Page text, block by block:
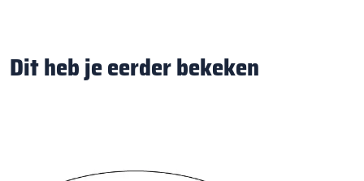
Dit heb je eerder bekeken